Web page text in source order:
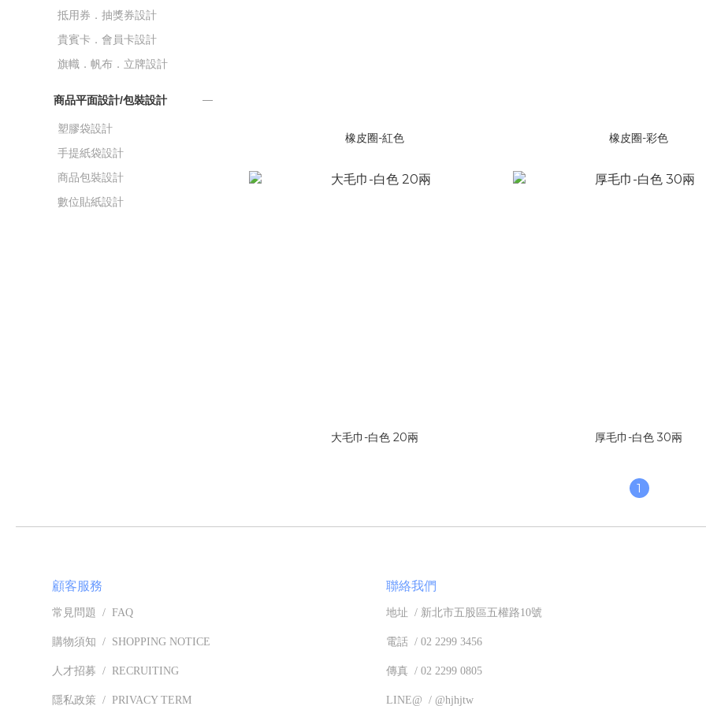
抵用券．抽獎券設計
貴賓卡．會員卡設計
旗幟．帆布．立牌設計
商品平面設計/包裝設計
塑膠袋設計
手提紙袋設計
商品包裝設計
數位貼紙設計
橡皮圈-紅色 橡皮圈-彩色
大毛巾-白色 20兩 厚毛巾-白色 30兩
1
顧客服務
常見問題 / FAQ
購物須知 / SHOPPING NOTICE
人才招募 / RECRUITING
隱私政策 / PRIVACY TERM
聯絡我們
地址 / 新北市五股區五權路10號
電話 / 02 2299 3456
傳真 / 02 2299 0805
LINE@ / @hjhjtw